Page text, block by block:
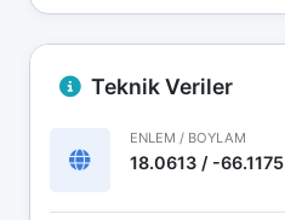
Teknik Veriler
ENLEM / BOYLAM
18.0613 / -66.1175